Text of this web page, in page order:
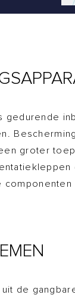
gedurende
groter
de